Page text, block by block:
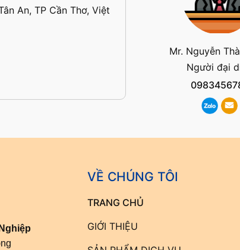
An, TP Cần Thơ, Việt
Mr. Nguyễn
Người đại
VỀ CHÚNG TÔI
TRANG CHỦ
GIỚI THIỆU